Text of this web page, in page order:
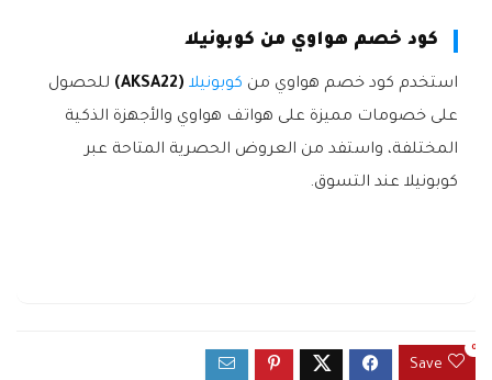
كود خصم هواوي من كوبونيلا
استخدم كود خصم هواوي من كوبونيلا (AKSA22)
للحصول
على خصومات مميزة على هواتف هواوي والأجهزة الذكية
المختلفة، واستفد من العروض الحصرية المتاحة عبر
كوبونيلا عند التسوق.
Save
0